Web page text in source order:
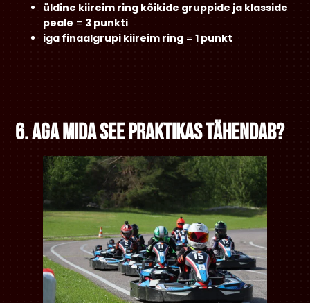
üldine kiireim ring kõikide gruppide ja klasside
peale = 3 punkti
iga finaalgrupi kiireim ring =1 punkt
6. Aga mida see praktikas tähendab?